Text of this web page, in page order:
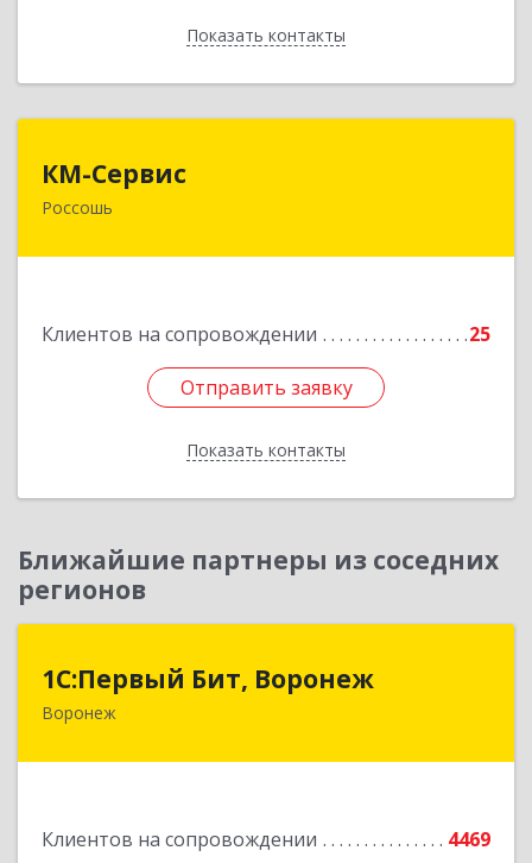
Показать контакты
Назад
КМ-Сервис
Россошь
Клиентов на сопровождении 25
Отправить заявку
Показать контакты
396650, Воронежская обл, Россошанский р-н,
Отправить заявку
Назад
Ближайшие партнеры из соседних
регионов
1С:Первый Бит, Воронеж
Воронеж
Клиентов на сопровождении
4469
1С:Первый Бит, Воронеж
394006, Воронежская обл, Воронеж г, 20-летия